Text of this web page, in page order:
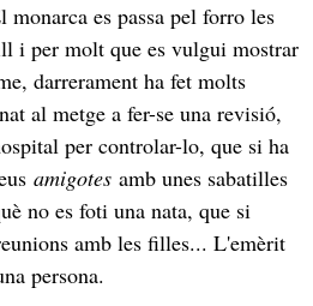
es passa pel forro les
i per molt que es vulgui mostrar
darrerament ha fet molts
al metge a fer-se una revisió,
per controlar-lo, que si ha
amigotesamb unes sabatilles
no es foti una nata, que si
amb les filles... L'emèrit
persona.